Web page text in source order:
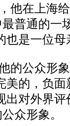
他在上海
普通的一
也是一位母
公众形
美的，负
出对外界
众形象。